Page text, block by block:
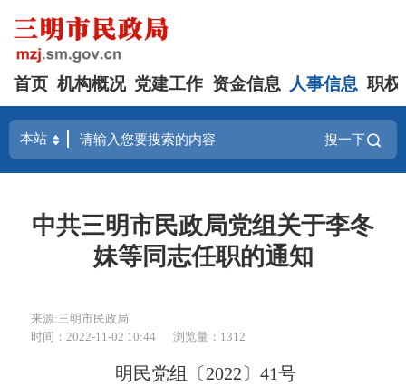
首页 机构概况 党建工作 资金信息 人事信息 职权
搜一下
中共三明市民政局党组关于李冬
妹等同志任职的通知
来源:三明市民政局
时间：2022-11-02 10:44
浏览量：1312
明民党组〔 2022 〕 41号